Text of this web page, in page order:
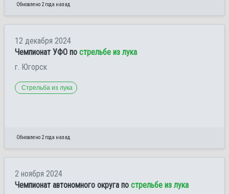
Обновлено 2 года назад
12 декабря 2024
Чемпионат УФО по стрельбе из лука
г. Югорск
Стрельба из лука
Обновлено 2 года назад
2 ноября 2024
Чемпионат автономного округа по стрельбе из лука